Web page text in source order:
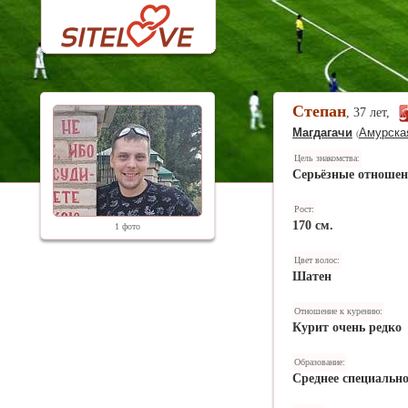
1 фото
Степан, 37 лет,
Магдагачи (
Цель знакомства:
Серьёзные
Рост:
170 см.
Цвет волос:
Шатен
Отношение к курению:
Курит очень редко
Образование:
Среднее